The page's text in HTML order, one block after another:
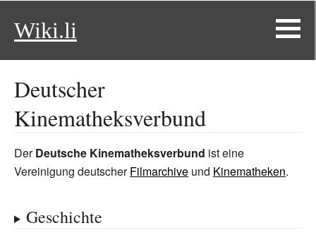
Wiki.li
Deutscher
Kinematheksverbund
DerDeutsche Kinematheksverbund ist eine
Vereinigung deutscherFilmarchive und Kinematheken.
Geschichte